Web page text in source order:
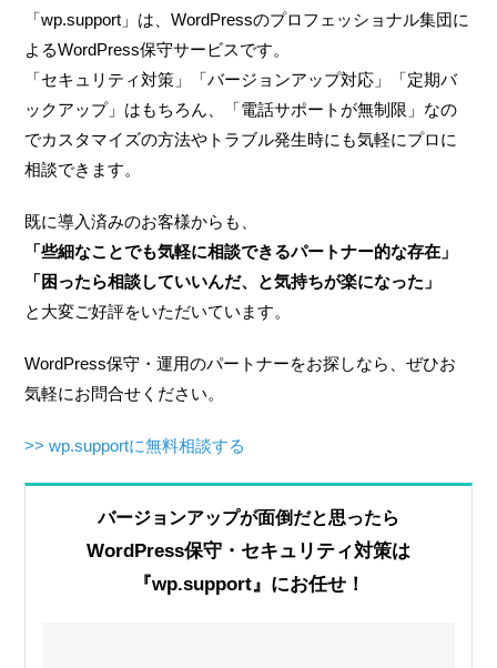
「wp.support」は、WordPressのプロフェッショナル集団に
よるWordPress保守サービスです。
「セキュリティ対策」「バージョンアップ対応」「定期バ
ックアップ」はもちろん、「電話サポートが無制限」なの
でカスタマイズの方法やトラブル発生時にも気軽にプロに
相談できます。
既に導入済みのお客様からも、
「些細なことでも気軽に相談できるパートナー的な存在」
「困ったら相談していいんだ、と気持ちが楽になった」
と大変ご好評をいただいています。
WordPress保守・運用のパートナーをお探しなら、ぜひお
気軽にお問合せください。
>> wp.supportに無料相談する
バージョンアップが面倒だと思ったら
WordPress保守・セキュリティ対策は
『wp.support』にお任せ！